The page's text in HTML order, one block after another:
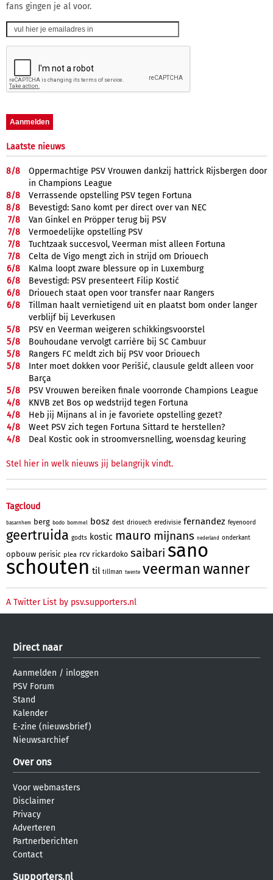
fans gingen je al voor.
Laatste nieuws
8/8
Oppermachtige PSV Vrouwen dankzij hattrick Rijsbergen door
in Champions League
8/8
Verrassende opstelling PSV tegen Fortuna
8/8
Bevestigd: Sano komt per direct over van NEC
7/8
Van Ginkel en Pröpper terug bij PSV
7/8
Vermoedelijke opstelling PSV
7/8
Tuchtzaak succesvol, Veerman mist alleen Fortuna
7/8
Celta de Vigo mengt zich in strijd om Driouech
6/8
Kalma loopt zware blessure op in Luxemburg
6/8
Bevestigd: PSV presenteert Filip Kostić
6/8
Driouech staat open voor transfer naar Rangers
6/8
Tillman haalt vernietigend uit en plaatst bom onder langer
verblijf bij Leverkusen
5/8
PSV en Veerman weigeren schikkingsvoorstel
5/8
Bouhoudane vervolgt carrière bij SC Cambuur
5/8
Rangers FC meldt zich bij PSV voor Driouech
5/8
Inter moet dokken voor Perišić, clausule geldt alleen voor
Barça
5/8
PSV Vrouwen bereiken finale voorronde Champions League
4/8
KNVB zet Bos op wedstrijd tegen Fortuna
4/8
Heb jij Mijnans al in je favoriete opstelling gezet?
4/8
Weet PSV zich tegen Fortuna Sittard te herstellen?
4/8 Deal Kostic ook in stroomversnelling, woensdag keuring
Stel hier in welk nieuws jij belangrijk vindt.
Tagcloud
basarnhem berg bodo bommel bosz dest driouech eredivisie fernandez feyenoord
geertruida godts kostic mauro mijnans nederland onderkant
opbouw perisic plea rcv rickardoko saibari sano
schouten til tillman twente veerman wanner
A Twitter List by psv.supporters.nl
Direct naar
Aanmelden / inloggen
PSV Forum
Stand
Kalender
E-zine (nieuwsbrief)
Nieuwsarchief
Over ons
Voor webmasters
Disclaimer
Privacy
Adverteren
Partnerberichten
Contact
Supporters.nl